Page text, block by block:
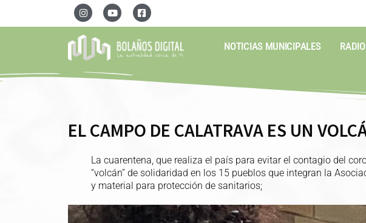
NOTICIAS MUNICIPALES
EL CAMPO DE CALATRAVA ES UN
La cuarentena, que realiza el país para evitar el contagio del
“volcán” de solidaridad en los 15 pueblos que integran la
y material para protección de sanitarios;